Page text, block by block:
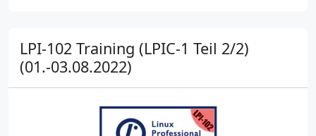
LPI-102 Training (LPIC-1 Teil 2/2)
(01.-03.08.2022)